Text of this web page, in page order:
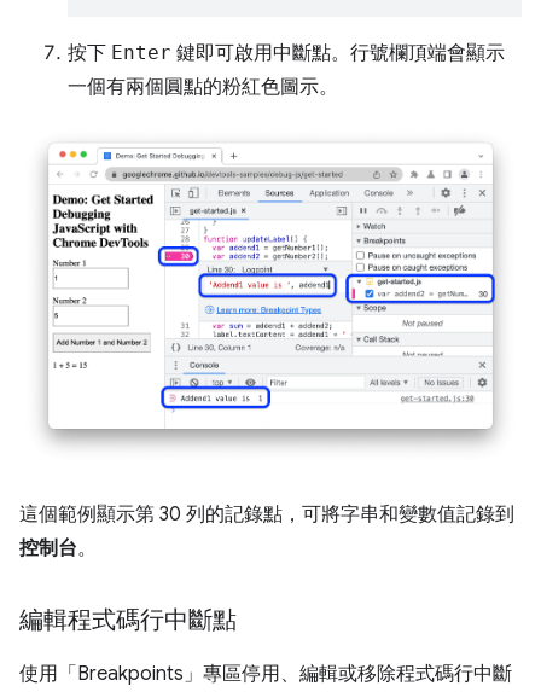
按下 Enter 鍵即可啟用中斷點。行號欄頂端會顯示
一個有兩個圓點的粉紅色圖示。
這個範例顯示第 30 列的記錄點，可將字串和變數值記錄到
控制台。
編輯程式碼行中斷點
使用「Breakpoints」 專區停用、編輯或移除程式碼行中斷